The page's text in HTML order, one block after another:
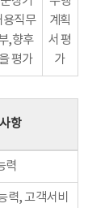
용직무
,향후
평가
계획
서 평
가
항
력
력, 고객서비